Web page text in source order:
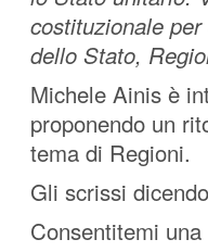
costituzionale
dello Stato,
Michele Ainis è
proponendo un
tema di Regioni.
Gli scrissi
Consentitemi